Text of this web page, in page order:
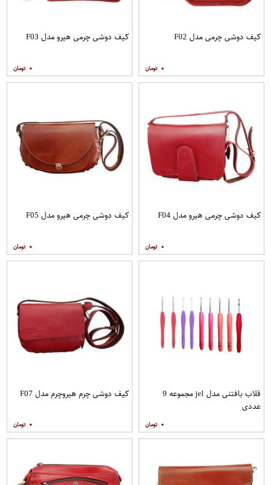
کیف دوشی چرمی مدل F02
۰
کیف دوشی چرمی هیرو مدل F03
۰
کیف دوشی چرمی هیرو مدل F04
۰
کیف دوشی چرمی هیرو مدل F05
۰
قلاب بافتنی مدل jel مجموعه 9
عددی
۰
کیف دوشی چرم هیروچرم مدل F07
۰